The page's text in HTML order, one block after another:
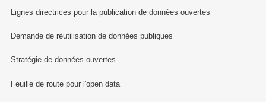
Lignes directrices pour la publication de données ouvertes
Demande de réutilisation de données publiques
Stratégie de données ouvertes
Feuille de route pour l'open data